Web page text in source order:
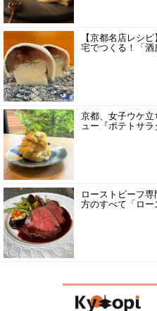
【京都名店レシ
宅でつくる！「酒
京都、女子ウケ立
ュー『ポテトサ
ローストビーフ
方のすべて「ロー